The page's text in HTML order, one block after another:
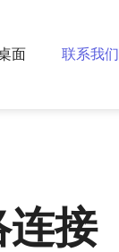
面 联系我们
连接